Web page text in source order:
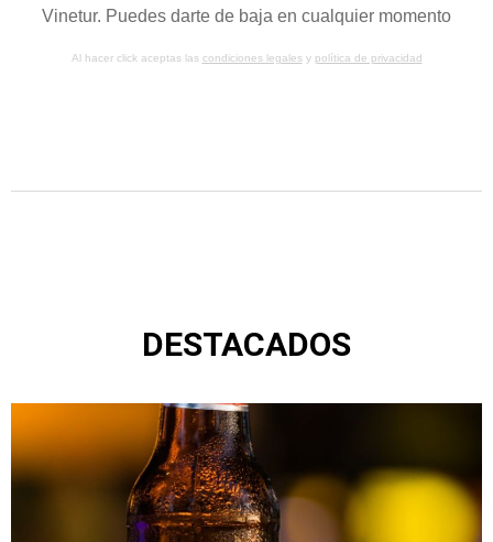
Vinetur. Puedes darte de baja en cualquier momento
Al hacer click aceptas las condiciones legalesy política de privacidad
DESTACADOS